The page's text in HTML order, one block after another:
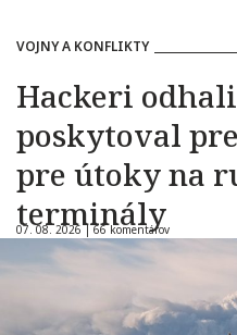
VOJNY A KONFLIKTY
Hackeri
poskytoval
pre útoky na
terminály
07. 08. 2026 |66 komentárov